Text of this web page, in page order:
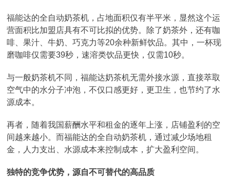
福能达的全自动奶茶机，占地面积仅有半平米，显然这个运
营面积比加盟店具有不可比拟的优势。除了奶茶外，还有咖
啡、果汁、牛奶、巧克力等20余种新鲜饮品。其中，一杯现
磨咖啡仅需要39秒，速溶类饮品更快，仅需10秒。
与一般奶茶机不同，福能达奶茶机无需外接水源，直接萃取
空气中的水分子冲泡，不仅口感更好，更卫生，也节约了水
源成本。
再者，随着我国薪酬水平和租金的逐年上涨，店铺盈利的空
间越来越小。而福能达的全自动奶茶机，通过减少场地租
金，人力支出、水源成本来控制成本，扩大盈利空间。
独特的竞争优势，源自不可替代的高品质